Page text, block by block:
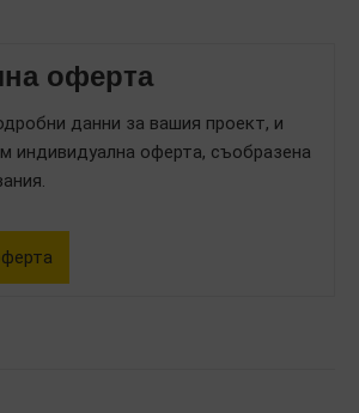
оферта
данни за вашия проект, и
индивидуална оферта, съобразена